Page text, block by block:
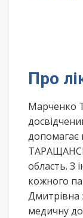
Про
Марченко
область. З
кожного
Дмитрівна
медичну